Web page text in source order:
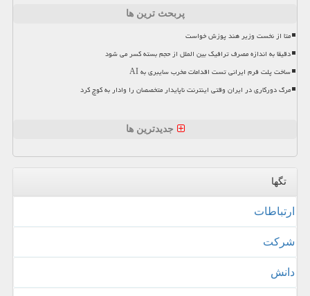
پربحث ترین ها
متا از نخست وزیر هند پوزش خواست
دقیقا به اندازه مصرف ترافیک بین الملل از حجم بسته کسر می شود
ساخت پلت فرم ایرانی تست اقدامات مخرب سایبری به AI
مرگ دورکاری در ایران وقتی اینترنت ناپایدار متخصصان را وادار به کوچ کرد
جدیدترین ها
تگها
ارتباطات
شركت
دانش